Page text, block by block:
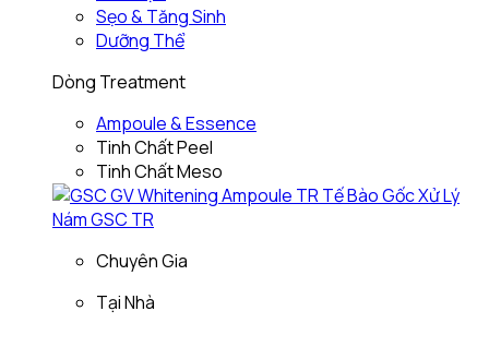
Sẹo & Tăng Sinh
Dưỡng Thể
Dòng Treatment
Ampoule & Essence
Tinh Chất Peel
Tinh Chất Meso
Chuyên Gia
Tại Nhà